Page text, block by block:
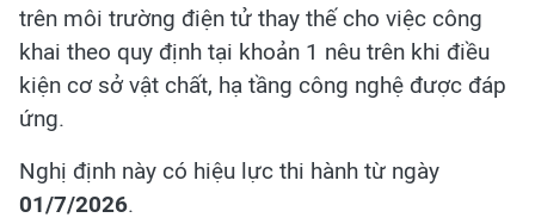
trên môi trường điện tử thay thế cho việc công
khai theo quy định tại khoản 1 nêu trên khi điều
kiện cơ sở vật chất, hạ tầng công nghệ được đáp
ứng.
Nghị định này có hiệu lực thi hành từ ngày
01/7/2026.